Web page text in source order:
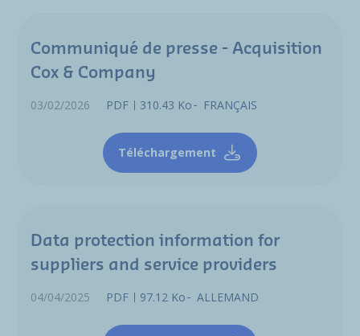
Communiqué de presse - Acquisition
Cox & Company
03/02/2026 PDF 310.43 Ko FRANÇAIS
Téléchargement
Data protection information for
suppliers and service providers
04/04/2025 PDF 97.12 Ko ALLEMAND